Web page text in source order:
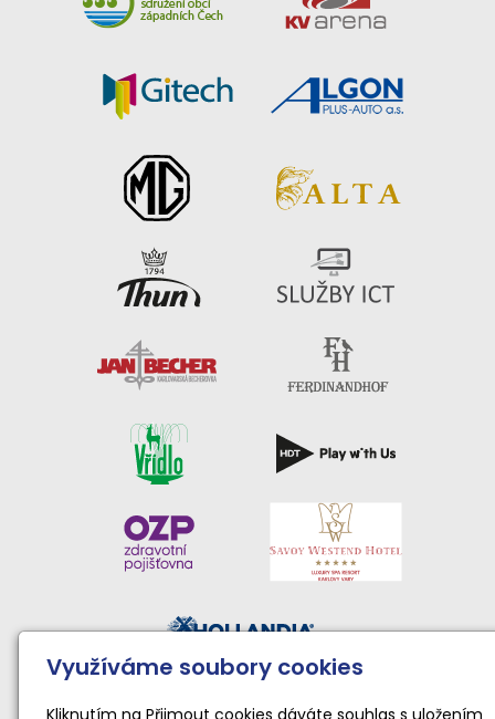
Národní sportovní agentura • Karlovarský kraj • Statutární
Využíváme soubory cookies
Kliknutím na Přijmout cookies dáváte souhlas s uložením